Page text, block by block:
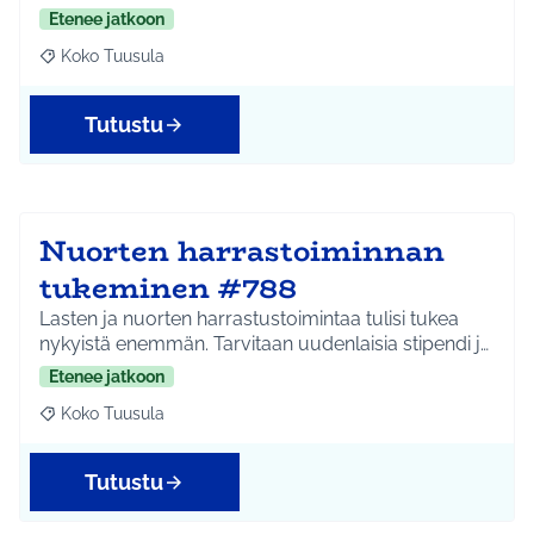
Etenee jatkoon
Rajaa tulokset aihepiirin mukaan: Koko Tuusula
Koko Tuusula
Tutustu
Nuorten harrastoiminnan
tukeminen #788
Lasten ja nuorten harrastustoimintaa tulisi tukea
nykyistä enemmän. Tarvitaan uudenlaisia stipendi j…
Etenee jatkoon
Rajaa tulokset aihepiirin mukaan: Koko Tuusula
Koko Tuusula
Tutustu